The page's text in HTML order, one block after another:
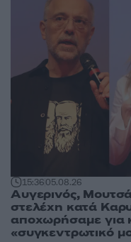
15:3605.08.26
Αυγερινός,
στελέχη κατά
αποχωρήσαμε για
«συγκεντρωτικό